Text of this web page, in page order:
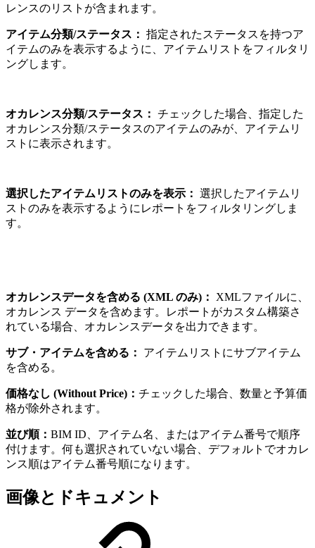
レンスのリストが含まれます。
アイテム分類/ステータス： 指定されたステータスを持つア
イテムのみを表示するように、アイテムリストをフィルタリ
ングします。
オカレンス分類/ステータス： チェックした場合、指定した
オカレンス分類/ステータスのアイテムのみが、アイテムリ
ストに表示されます。
選択したアイテムリストのみを表示： 選択したアイテムリ
ストのみを表示するようにレポートをフィルタリングしま
す。
オカレンスデータを含める (XML のみ)： XMLファイルに、
オカレンス データを含めます。レポートがカスタム構築さ
れている場合、オカレンスデータを出力できます。
サブ・アイテムを含める： アイテムリストにサブアイテム
を含める。
価格なし (Without Price)： チェックした場合、数量と予算価
格が除外されます。
並び順： BIM ID、アイテム名、またはアイテム番号で順序
付けます。何も選択されていない場合、デフォルトでオカレ
ンス順はアイテム番号順になります。
画像とドキュメント